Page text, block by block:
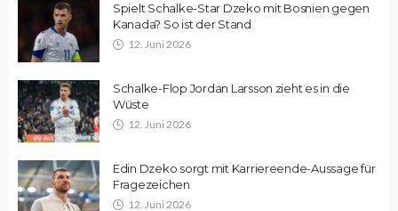
Spielt Schalke-Star Dzeko mit Bosnien gegen
Kanada? So ist der Stand
12. Juni 2026
Schalke-Flop Jordan Larsson zieht es in die
Wüste
12. Juni 2026
Edin Dzeko sorgt mit Karriereende-Aussage für
Fragezeichen
12. Juni 2026